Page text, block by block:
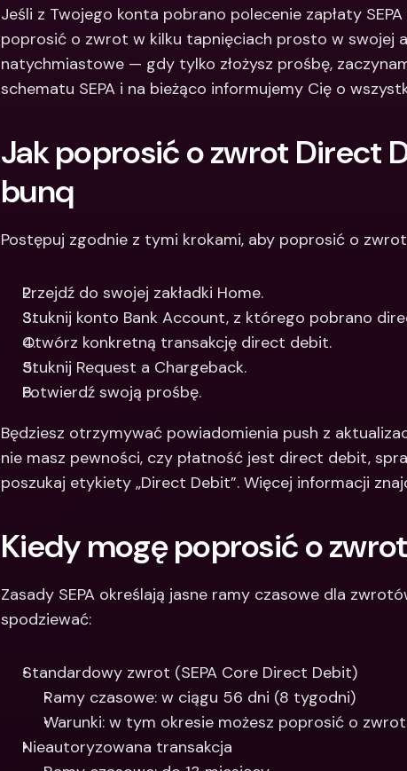
waluty
Jeśli z Twojego konta pobrano polecenie zapłaty
poprosić o zwrot w kilku tapnięciach prosto w swojej
natychmiastowe — gdy tylko złożysz prośbę,
schematu SEPA i na bieżąco informujemy Cię o
Jak poprosić o zwrot Direct
bunq
Postępuj zgodnie z tymi krokami, aby poprosić o
Przejdź do swojej zakładki Home.
Stuknij konto Bank Account, z którego pobrano
Otwórz konkretną transakcję direct debit.
Stuknij Request a Chargeback.
Potwierdź swoją prośbę.
Będziesz otrzymywać powiadomienia push z
nie masz pewności, czy płatność jest direct debit,
poszukaj etykiety „Direct Debit”. Więcej informacji
Kiedy mogę poprosić o
Zasady SEPA określają jasne ramy czasowe dla
spodziewać:
Standardowy zwrot (SEPA Core Direct Debit)
Ramy czasowe: w ciągu 56 dni (8 tygodni)
Warunki: w tym okresie możesz poprosić o
Nieautoryzowana transakcja